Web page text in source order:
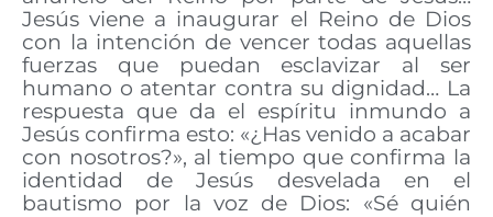
Jesús viene a inaugurar el Reino de Dios
con la intención de vencer todas aquellas
fuerzas que puedan esclavizar al ser
humano o atentar contra su dignidad… La
respuesta que da el espíritu inmundo a
Jesús confirma esto: «¿Has venido a acabar
con nosotros?», al tiempo que confirma la
identidad de Jesús desvelada en el
bautismo por la voz de Dios: «Sé quién